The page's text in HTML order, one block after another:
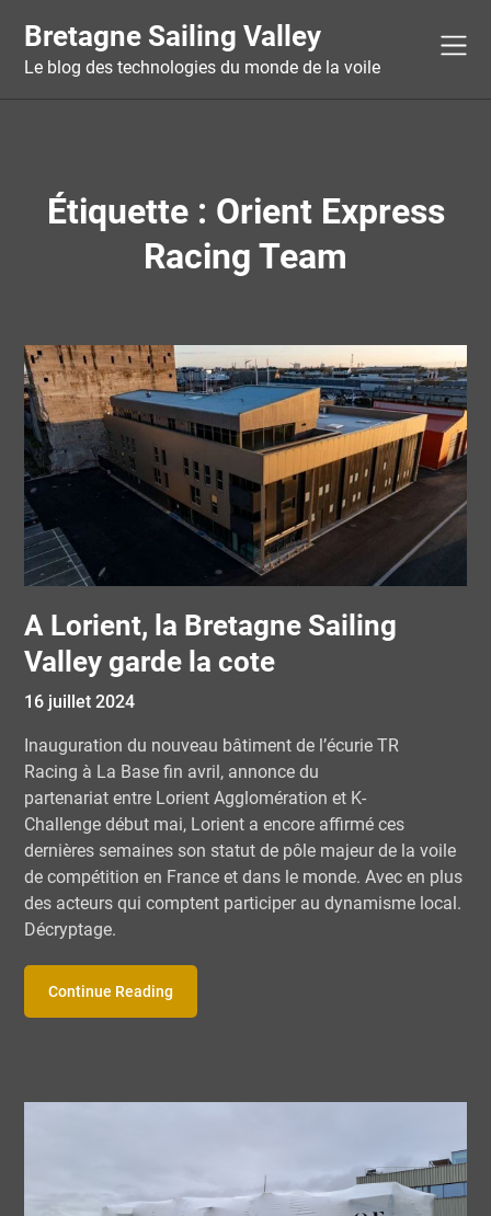
content
Bretagne Sailing Valley
Le blog des technologies du monde de la voile
Étiquette : Orient Express
Racing Team
A Lorient, la Bretagne Sailing
Valley garde la cote
16 juillet 2024
Inauguration du nouveau bâtiment de l’écurie TR
Racing à La Base fin avril, annonce du
partenariat entre Lorient Agglomération et K-
Challenge début mai, Lorient a encore affirmé ces
dernières semaines son statut de pôle majeur de la voile
de compétition en France et dans le monde. Avec en plus
des acteurs qui comptent participer au dynamisme local.
Décryptage.
Continue Reading